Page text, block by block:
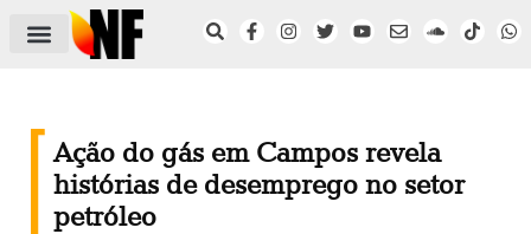
Ação do gás em Campos revela
histórias de desemprego no setor
petróleo